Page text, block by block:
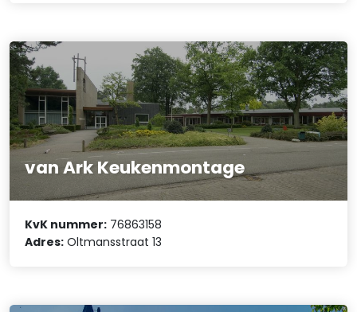
van Ark Keukenmontage
KvK nummer: 76863158
Adres: Oltmansstraat 13